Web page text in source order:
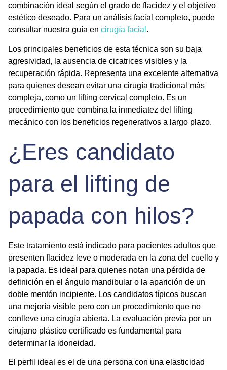
combinación ideal según el grado de flacidez y el objetivo
estético deseado. Para un análisis facial completo, puede
consultar nuestra guía en cirugía facial .
Los principales beneficios de esta técnica son su baja
agresividad, la ausencia de cicatrices visibles y la
recuperación rápida. Representa una excelente alternativa
para quienes desean evitar una cirugía tradicional más
compleja, como un lifting cervical completo. Es un
procedimiento que combina la inmediatez del lifting
mecánico con los beneficios regenerativos a largo plazo.
¿Eres candidato
para el lifting de
papada con hilos?
Este tratamiento está indicado para pacientes adultos que
presenten flacidez leve o moderada en la zona del cuello y
la papada. Es ideal para quienes notan una pérdida de
definición en el ángulo mandibular o la aparición de un
doble mentón incipiente. Los candidatos típicos buscan
una mejoría visible pero con un procedimiento que no
conlleve una cirugía abierta. La evaluación previa por un
cirujano plástico certificado es fundamental para
determinar la idoneidad.
El perfil ideal es el de una persona con una elasticidad